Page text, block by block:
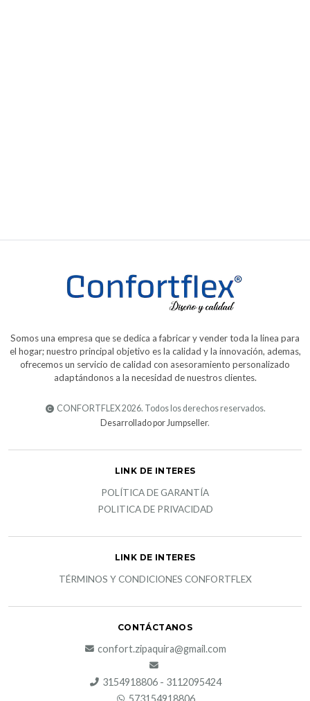
Somos una empresa que se dedica a fabricar y vender toda la linea para
el hogar; nuestro principal objetivo es la calidad y la innovación, ademas,
ofrecemos un servicio de calidad con asesoramiento personalizado
adaptándonos a la necesidad de nuestros clientes.
CONFORTFLEX 2026. Todos los derechos reservados.
Desarrollado por Jumpseller.
LINK DE INTERES
POLÍTICA DE GARANTÍA
POLITICA DE PRIVACIDAD
LINK DE INTERES
TÉRMINOS Y CONDICIONES CONFORTFLEX
CONTÁCTANOS
confort.zipaquira@gmail.com
3154918806 - 3112095424